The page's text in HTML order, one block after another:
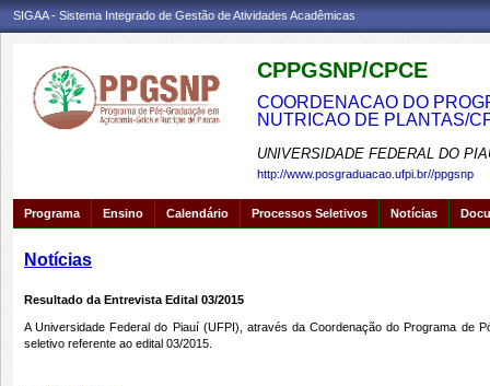
SIGAA - Sistema Integrado de Gestão de Atividades Acadêmicas
CPPGSNP/CPCE
COORDENACAO DO
NUTRICAO DE PLANTAS/
UNIVERSIDADE FEDERAL DO
http://www.posgraduacao.ufpi.br//ppgsnp
Programa Ensino Calendário Processos Seletivos Notícias
Notícias
Resultado da Entrevista Edital 03/2015
A Universidade Federal do Piauí (UFPI), através da Coordenação do Programa de
seletivo referente ao edital 03/2015.